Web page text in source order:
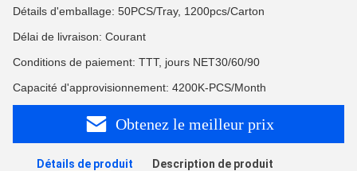
Détails d'emballage: 50PCS/Tray, 1200pcs/Carton
Délai de livraison: Courant
Conditions de paiement: TTT, jours NET30/60/90
Capacité d'approvisionnement: 4200K-PCS/Month
Obtenez le meilleur prix
Détails de produit Description de produit